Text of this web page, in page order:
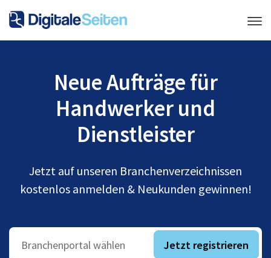
Neue Aufträge für
Handwerker und
Dienstleister
Jetzt auf unseren Branchenverzeichnissen
kostenlos anmelden & Neukunden gewinnen!
Branchenportal wählen Jetzt registrieren